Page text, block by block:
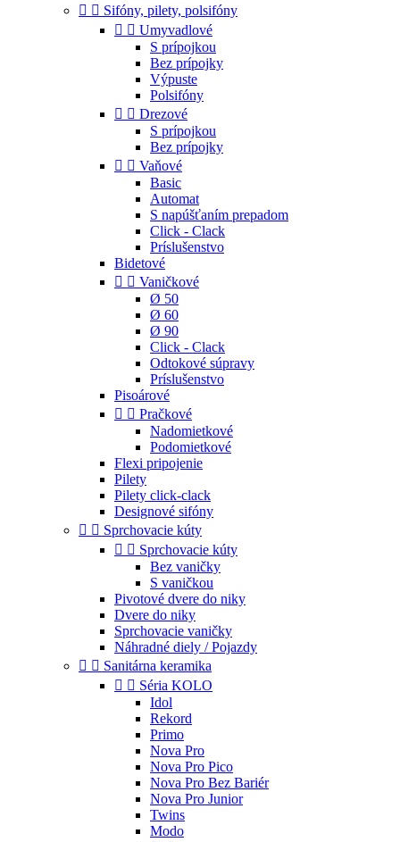
  Sifóny, pilety, polsifóny
  Umyvadlové
S prípojkou
Bez prípojky
Výpuste
Polsifóny
  Drezové
S prípojkou
Bez prípojky
  Vaňové
Basic
Automat
S napúšťaním prepadom
Click - Clack
Príslušenstvo
Bidetové
  Vaničkové
Ø 50
Ø 60
Ø 90
Click - Clack
Odtokové súpravy
Príslušenstvo
Pisoárové
  Pračkové
Nadomietkové
Podomietkové
Flexi pripojenie
Pilety
Pilety click-clack
Designové sifóny
  Sprchovacie kúty
  Sprchovacie kúty
Bez vaničky
S vaničkou
Pivotové dvere do niky
Dvere do niky
Sprchovacie vaničky
Náhradné diely / Pojazdy
  Sanitárna keramika
  Séria KOLO
Idol
Rekord
Primo
Nova Pro
Nova Pro Pico
Nova Pro Bez Bariér
Nova Pro Junior
Twins
Modo